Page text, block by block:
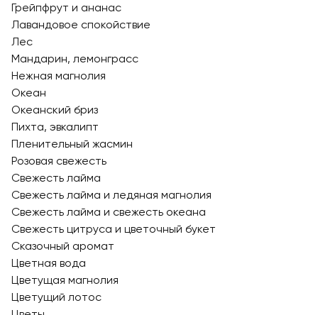
Грейпфрут и ананас
Лавандовое спокойствие
Лес
Мандарин, лемонграсс
Нежная магнолия
Океан
Океанский бриз
Пихта, эвкалипт
Пленительный жасмин
Розовая свежесть
Свежесть лайма
Свежесть лайма и ледяная магнолия
Свежесть лайма и свежесть океана
Свежесть цитруса и цветочный букет
Сказочный аромат
Цветная вода
Цветущая магнолия
Цветущий лотос